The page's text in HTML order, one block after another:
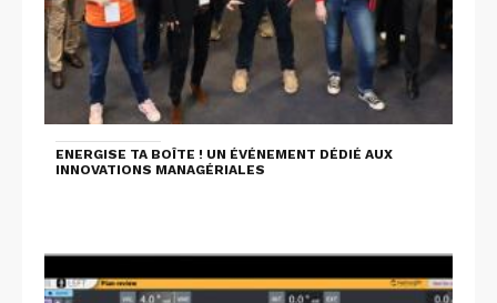
ENERGISE TA BOÎTE ! UN ÉVÉNEMENT DÉDIÉ AUX
INNOVATIONS MANAGÉRIALES